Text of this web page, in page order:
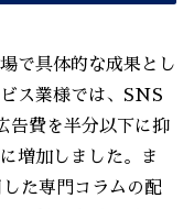
で具体的な成果とし
ス業様では、SNS
告費を半分以下に抑
増加しました。ま
た専門コラムの配